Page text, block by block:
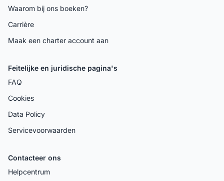
Waarom bij ons boeken?
Carrière
Maak een charter account aan
Feitelijke en juridische pagina's
FAQ
Cookies
Data Policy
Servicevoorwaarden
Contacteer ons
Helpcentrum